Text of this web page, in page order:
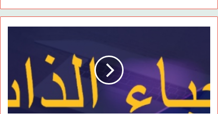
النقطة الثالثة التي سوف نتطرق إليها في هذا القسم هي قضية
والسبب الرئيسي للأزمة في الشرق الأوسط. فعلاقة المرأة والعائلة
تعتبر السبب الأساسي للأزمة في المنطقة لعدة أسباب وهذا يدفعنا
إلى القول بأن منطقة الشرق الأوسط هي مركز كل القضايا التي تتم
معايشتها. لأن أساس نظريتنا الاجتماعية في حل أية قضية يدفعنا
للرجوع إلى المركز الأساسي للمشكلة أو القضية، ولأنها تعتبر منطقة